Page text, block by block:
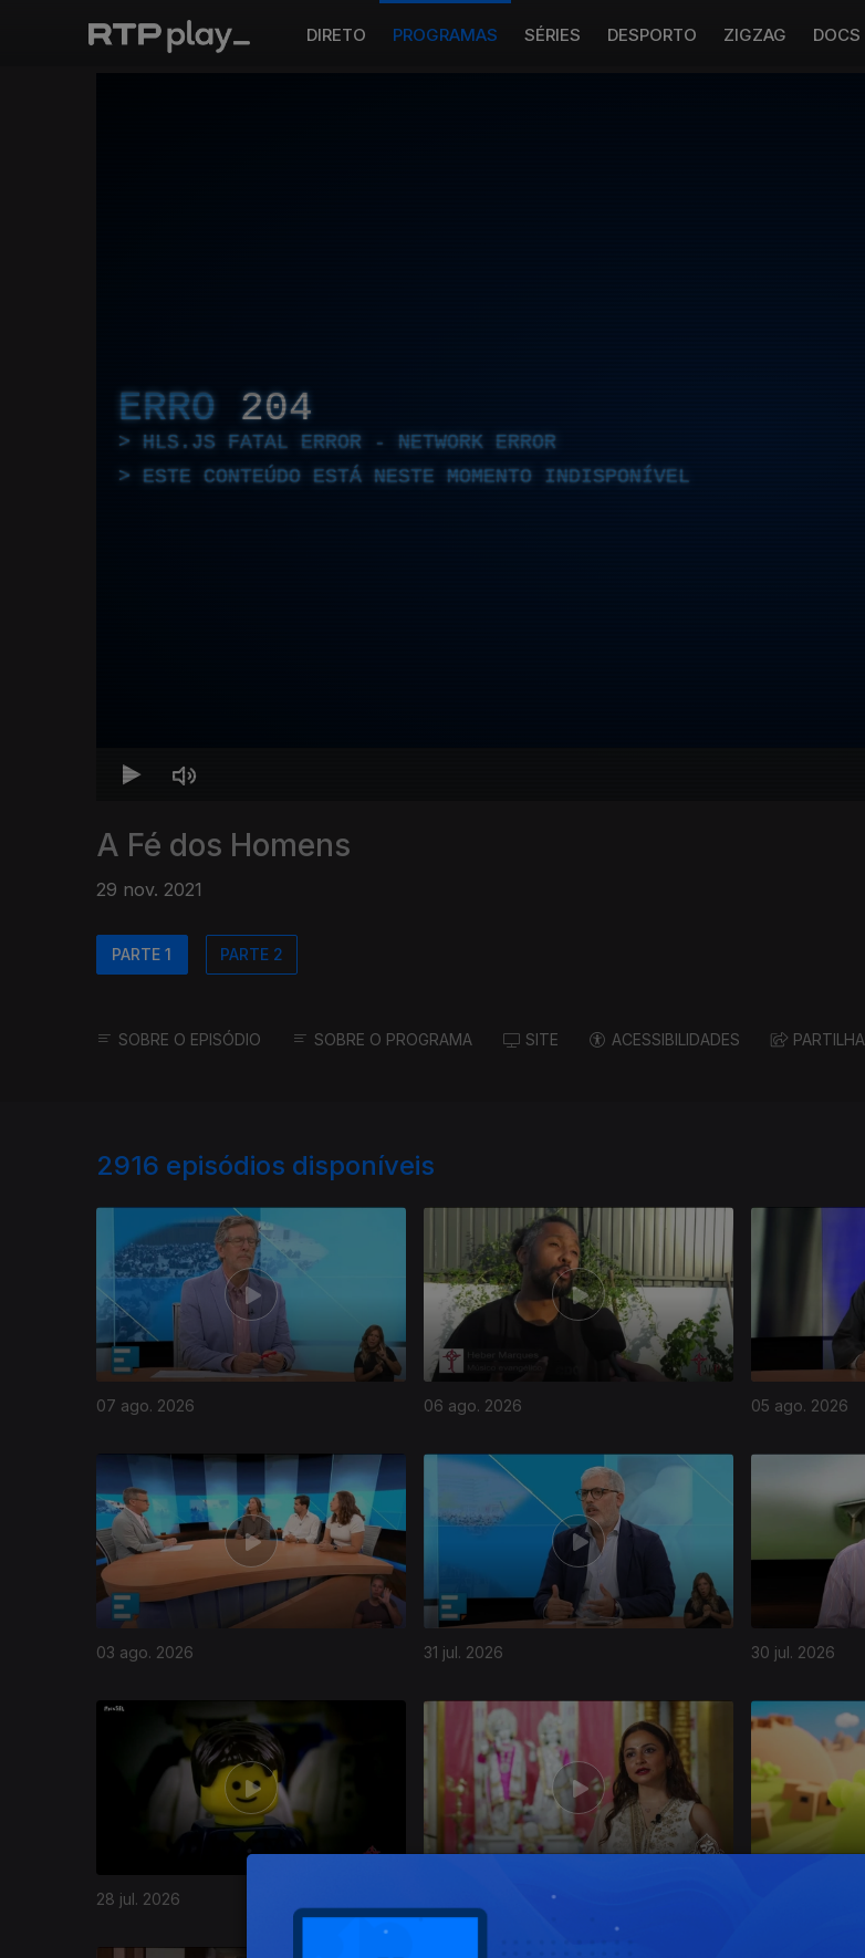
DIRETO PROGRAMAS SÉRIES DESPORTO ZIGZAG DOCS
ERRO 204
HLS.JS FATAL ERROR - NETWORK ERROR
ESTE CONTEÚDO ESTÁ NESTE MOMENTO INDISPONÍVEL
A Fé dos Homens
29 nov. 2021
PARTE 1 PARTE 2
SOBRE O EPISÓDIO SOBRE O PROGRAMA SITE ACESSIBILIDADES PARTILHA
2916 episódios disponíveis
07 ago. 2026 06 ago. 2026 05 ago. 2026
03 ago. 2026 31 jul. 2026 30 jul. 2026
28 jul. 2026
944523